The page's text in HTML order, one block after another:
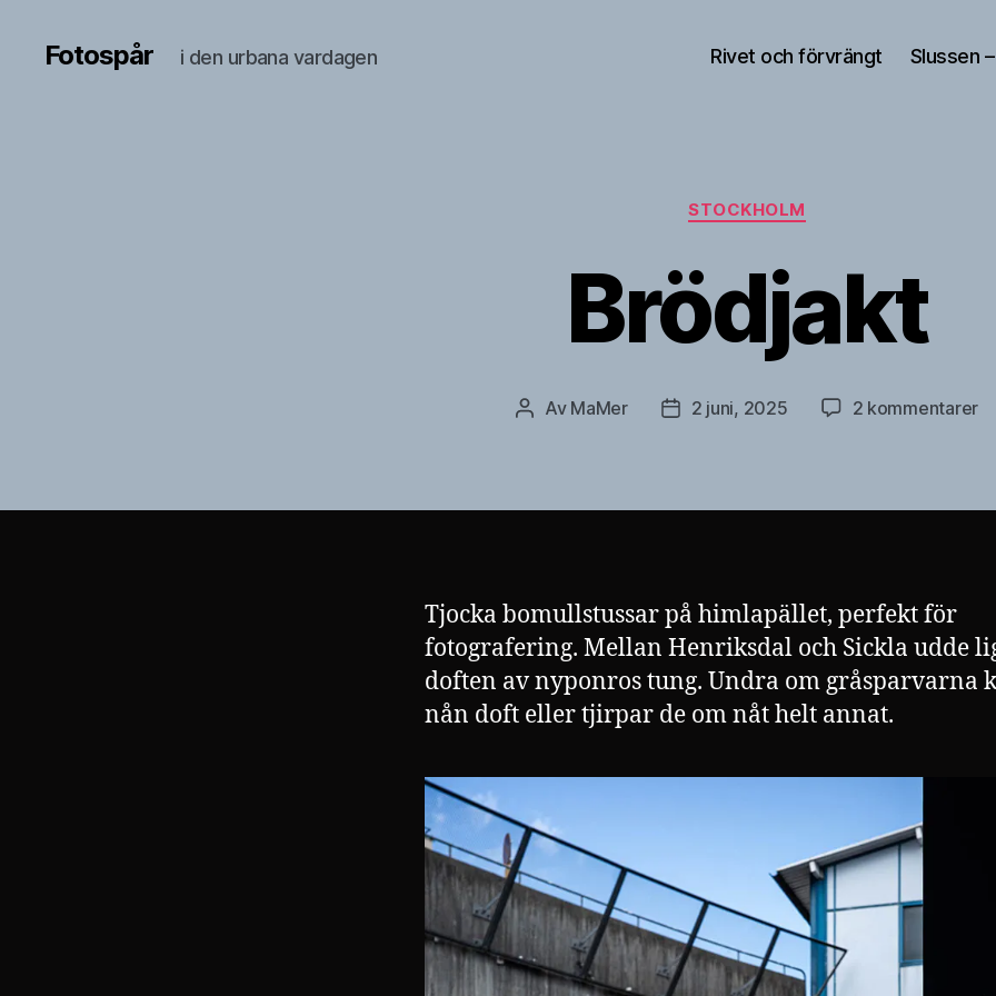
Fotospår i den urbana vardagen Rivet och förvrängt Slussen
Kategorier
STOCKHOLM
Brödjakt
Inläggsförfattare
Av MaMer Inläggsdatum
2 juni, 2025 2 kommentarertill
Tjocka bomullstussar på himlapället, perfekt för
fotografering. Mellan Henriksdal och Sickla udde
doften av nyponros tung. Undra om gråsparvarna
nån doft eller tjirpar de om nåt helt annat.